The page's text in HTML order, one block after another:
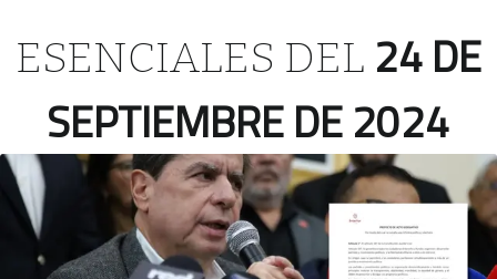
ESENCIALES DEL 24 DE
SEPTIEMBRE DE 2024